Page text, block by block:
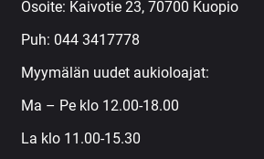
Osoite: Kaivotie 23, 70700 Kuopio
Puh: 044 3417778
Myymälän uudet aukioloajat:
Ma – Pe klo 12.00-18.00
La klo 11.00-15.30